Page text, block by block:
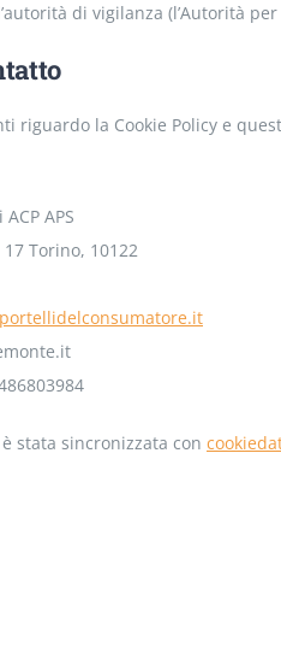
di vigilanza (l’Autorità
riguardo la Cookie Policy e
APS
17 Torino, 10122
stata sincronizzata con